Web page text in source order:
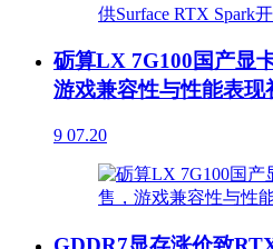
砺算LX 7G100国产显
游戏兼容性与性能表现
9 07.20